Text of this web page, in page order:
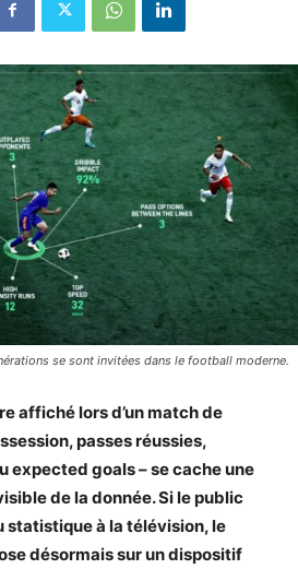
se sont invitées dans le football moderne.
affiché lors d’un match de
passes réussies,
expected goals – se cache une
de la donnée. Si le public
statistique à la télévision, le
désormais sur un dispositif